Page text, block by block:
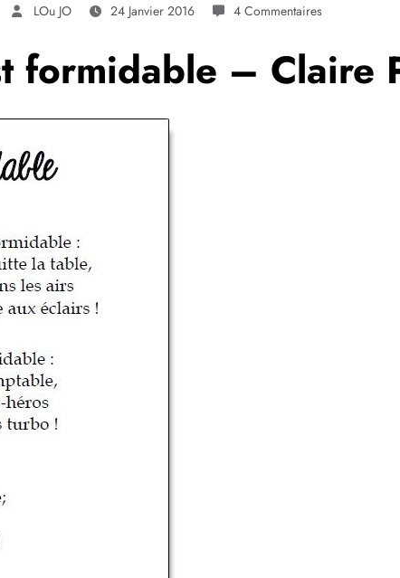
LOu JO 24 Janvier 2016 4 Commentaires
formidable – Claire